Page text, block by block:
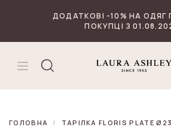
ДОДАТКОВІ -10% НА
ПОКУПЦІ З
ГОЛОВНА ТАРІЛКА FLORIS PLATE